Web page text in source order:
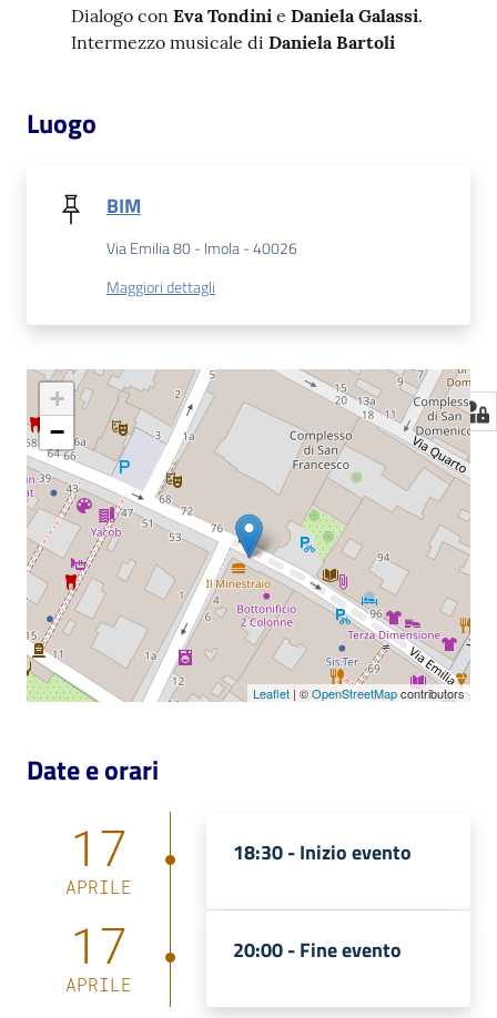
Dialogo con Eva Tondini e Daniela Galassi.
Intermezzo musicale di Daniela Bartoli
Luogo
BIM
Via Emilia 80 - Imola - 40026
Maggiori dettagli
+
−
Leaflet | ©OpenStreetMapcontributors
Date e orari
17
APRILE
18:30 -Inizio evento
17
APRILE
20:00 -Fine evento